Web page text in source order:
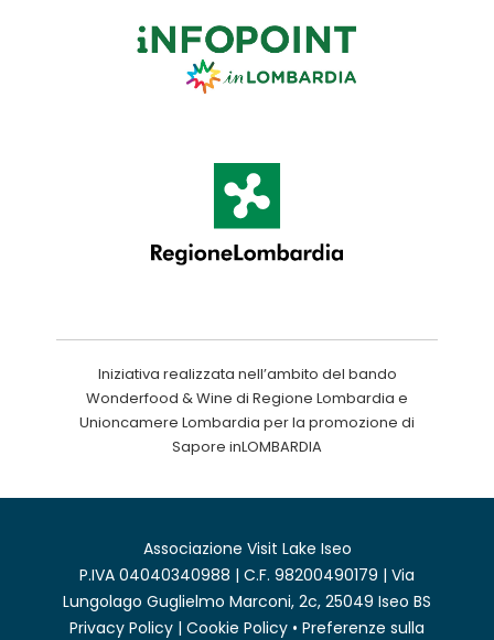
Iniziativa realizzata nell’ambito del bando
Wonderfood & Wine di Regione Lombardia e
Unioncamere Lombardia per la promozione di
Sapore inLOMBARDIA
Associazione Visit Lake Iseo
P.IVA 04040340988 | C.F. 98200490179 | Via
Lungolago Guglielmo Marconi, 2c, 25049 Iseo BS
Privacy Policy | Cookie Policy • Preferenze sulla